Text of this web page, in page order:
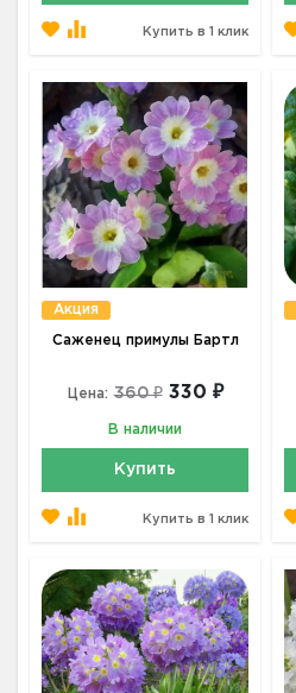
Купить в 1 клик
Акция
Саженец примулы Бартл
Цена: 360 ₽ 330 ₽
В наличии
Купить
Купить в 1 клик